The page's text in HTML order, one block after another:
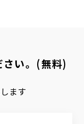
さい。(無料)
ます